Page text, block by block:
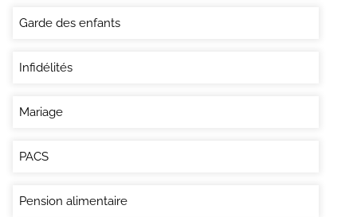
Garde des enfants
Infidélités
Mariage
PACS
Pension alimentaire